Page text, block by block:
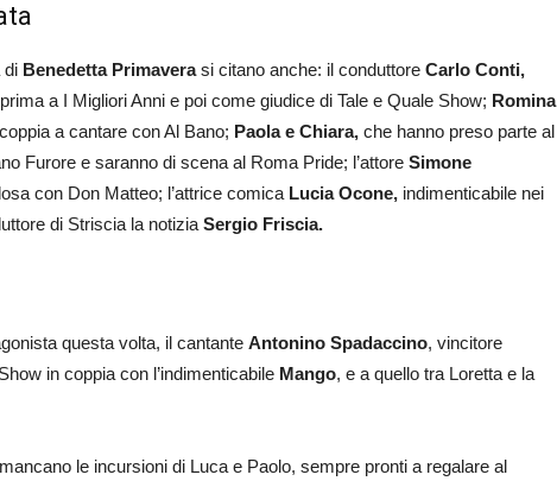
di Benedetta Primaverasi citano anche: il conduttore Carlo Conti,
a I Migliori Anni e poi come giudice di Tale e Quale Show; Romina
a cantare con Al Bano; Paola e Chiara, che hanno preso parte al
Furore e saranno di scena al Roma Pride; l’attore Simone
con Don Matteo; l’attrice comica Lucia Ocone, indimenticabile nei
di Striscia la notizia Sergio Friscia.
questa volta, il cantante Antonino Spadaccino, vincitore
in coppia con l’indimenticabile Mango, e a quello tra Loretta e la
le incursioni di Luca e Paolo, sempre pronti a regalare al